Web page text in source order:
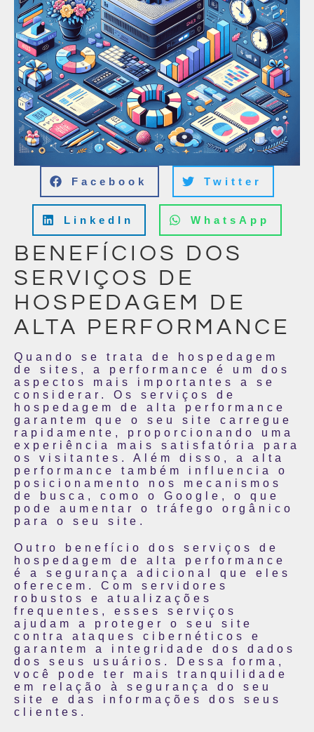
Facebook Twitter
LinkedIn WhatsApp
BENEFÍCIOS DOS
SERVIÇOS DE
HOSPEDAGEM DE
ALTA PERFORMANCE
Quando se trata de hospedagem
de sites, a performance é um dos
aspectos mais importantes a se
considerar. Os serviços de
hospedagem de alta performance
garantem que o seu site carregue
rapidamente, proporcionando uma
experiência mais satisfatória para
os visitantes. Além disso, a alta
performance também influencia o
posicionamento nos mecanismos
de busca, como o Google, o que
pode aumentar o tráfego orgânico
para o seu site.
Outro benefício dos serviços de
hospedagem de alta performance
é a segurança adicional que eles
oferecem. Com servidores
robustos e atualizações
frequentes, esses serviços
ajudam a proteger o seu site
contra ataques cibernéticos e
garantem a integridade dos dados
dos seus usuários. Dessa forma,
você pode ter mais tranquilidade
em relação à segurança do seu
site e das informações dos seus
clientes.